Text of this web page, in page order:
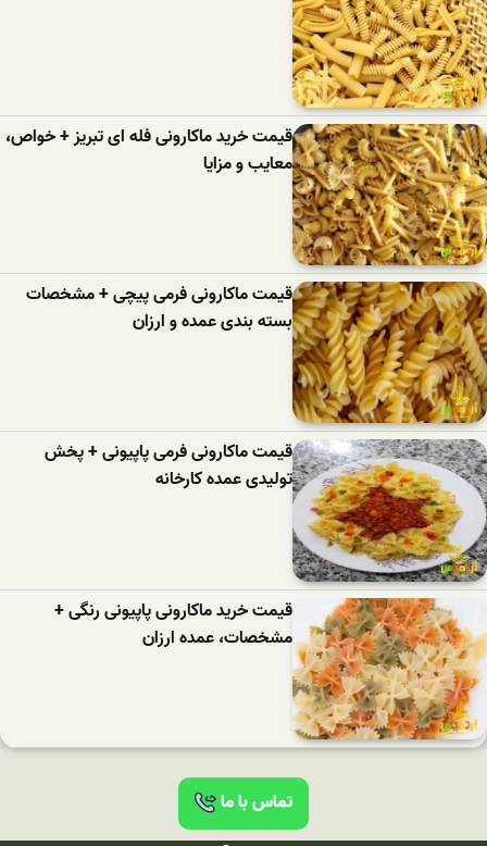
قیمت خرید ماکارونی فله ای تبریز + خواص،
معایب و مزایا
قیمت ماکارونی فرمی پیچی + مشخصات
بسته بندی عمده و ارزان
قیمت ماکارونی فرمی پاپیونی + پخش
تولیدی عمده کارخانه
قیمت خرید ماکارونی پاپیونی رنگی +
مشخصات، عمده ارزان
تماس با ما